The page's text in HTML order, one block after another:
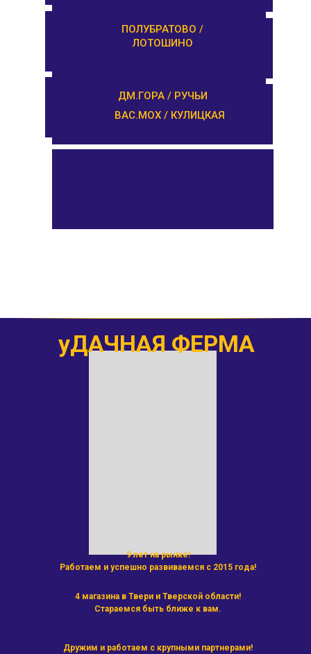
РЕДКИНО / ГОРОДНЯ
ПРОЛЕТАРКА / ЧЕРКАССЫ
ПОЛУБРАТОВО /
ЛОТОШИНО
ДМ.ГОРА / РУЧЬИ
ВАС.МОХ / КУЛИЦКАЯ
уДАЧНАЯ ФЕРМА
9 лет на рынке!
Работаем и успешно развиваемся с 2015 года!
4 магазина в Твери и Тверской области!
Стараемся быть ближе к вам.
Дружим и работаем с крупными партнерами!